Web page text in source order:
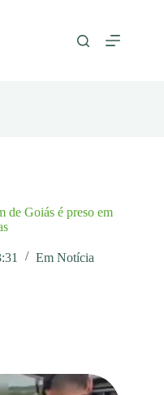
de Goiás é preso em
Em Notícia